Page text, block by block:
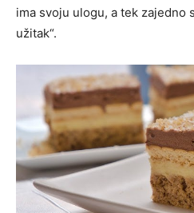
ima svoju ulogu, a tek zajedno
užitak“.